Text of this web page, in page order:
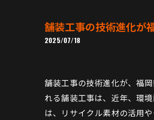
舗装工事の技術進化が
2025/07/18
舗装工事の技術進化が、福
れる舗装工事は、近年、環
は、リサイクル素材の活用